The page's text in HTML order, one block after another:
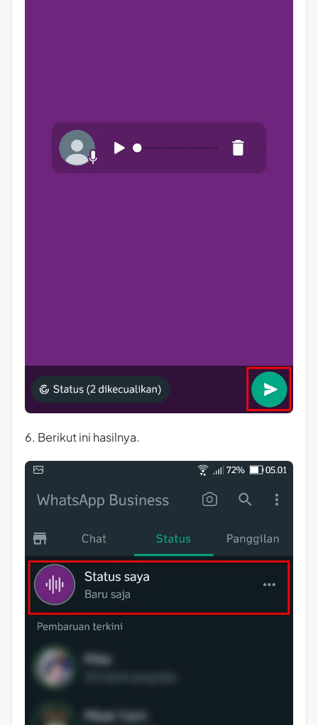
6. Berikut ini hasilnya.